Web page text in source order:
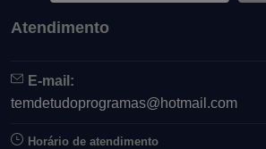
Atendimento
E-mail:
temdetudoprogramas@hotmail.com
Horário de atendimento